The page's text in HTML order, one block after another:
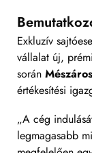
Exkluzív
vállalat új,
során
értékesítési
„A cég
legmagasabb